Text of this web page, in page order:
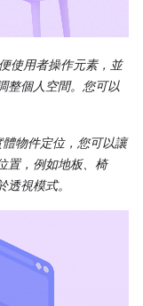
使用者操作元素，並
整個人空間。您可以
物件定位，您可以讓
置，例如地板、椅
視模式。